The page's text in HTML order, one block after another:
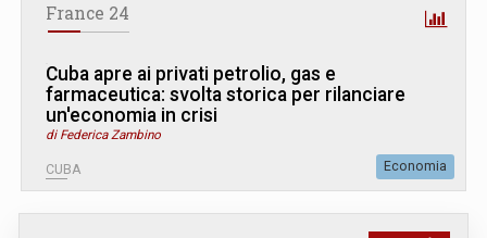
France 24
Cuba apre ai privati petrolio, gas e
farmaceutica: svolta storica per rilanciare
un'economia in crisi
di Federica Zambino
CUBA Economia